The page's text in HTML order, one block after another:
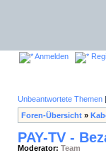
Anmelden
Unbeantwortete Themen |
Foren-Übersicht »
PAY-TV -
Moderator: Team